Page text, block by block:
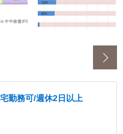
勤務可/週休2日以上